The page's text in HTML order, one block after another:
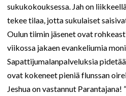
sukukokouksessa. Jah on
tekee tilaa, jotta sukulaiset
Oulun tiimin jäsenet ovat
viikossa jakaen evankeliumia
Sapattijumalanpalveluksia
ovat kokeneet pieniä flunssan
Jeshua on vastannut Parantajana!